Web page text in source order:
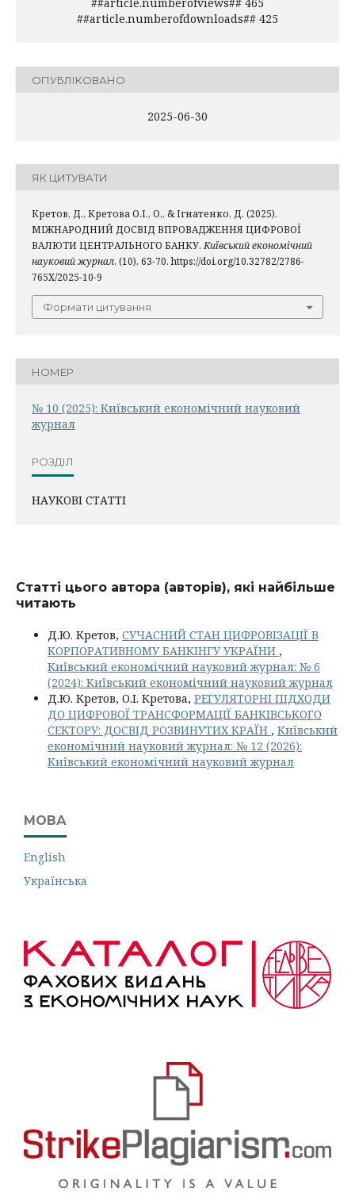
##article.numberofdownloads## 425
ОПУБЛІКОВАНО
2025-06-30
ЯК ЦИТУВАТИ
Кретов, Д., Кретова О.І., О., & Ігнатенко, Д. (2025).
МІЖНАРОДНИЙ ДОСВІД ВПРОВАДЖЕННЯ ЦИФРОВОЇ
ВАЛЮТИ ЦЕНТРАЛЬНОГО БАНКУ. Київський економічний
науковий журнал, (10), 63-70. https://doi.org/10.32782/2786-
765X/2025-10-9
Формати цитування
НОМЕР
№ 10 (2025): Київський економічний науковий
журнал
РОЗДІЛ
НАУКОВІ СТАТТІ
Статті цього автора (авторів), які найбільше
читають
Д.Ю. Кретов, СУЧАСНИЙ СТАН ЦИФРОВІЗАЦІЇ В
КОРПОРАТИВНОМУ БАНКІНГУ УКРАЇНИ ,
Київський економічний науковий журнал: № 6
(2024): Київський економічний науковий журнал
Д.Ю. Кретов, О.І. Кретова, РЕГУЛЯТОРНІ ПІДХОДИ
ДО ЦИФРОВОЇ ТРАНСФОРМАЦІЇ БАНКІВСЬКОГО
СЕКТОРУ: ДОСВІД РОЗВИНУТИХ КРАЇН , Київський
економічний науковий журнал: № 12 (2026):
Київський економічний науковий журнал
МОВА
English
Українська